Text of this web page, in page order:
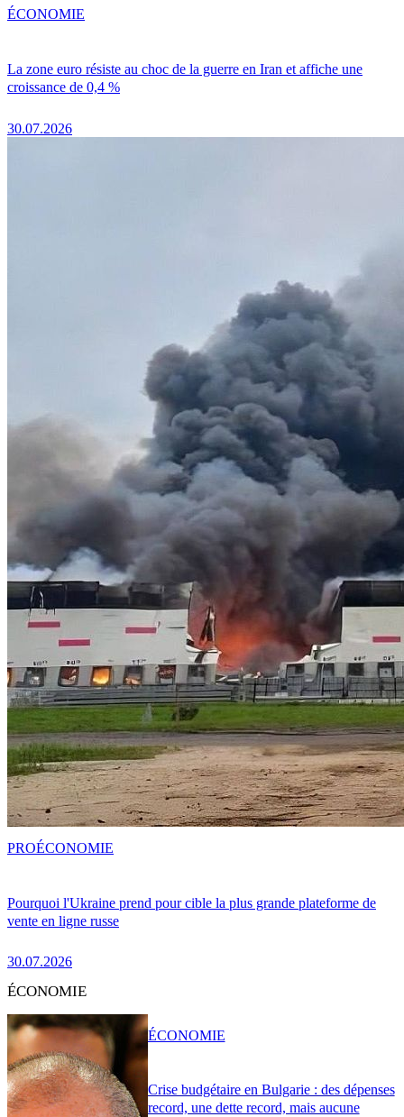
La zone euro résiste au choc de la guerre en Iran et affiche une
croissance de 0,4 %
30.07.2026
ÉCONOMIE
Pourquoi l'Ukraine prend pour cible la plus grande plateforme de
vente en ligne russe
30.07.2026
PROÉCONOMIE
ÉCONOMIE
Crise budgétaire en Bulgarie : des dépenses
record, une dette record, mais aucune
ÉCONOMIE